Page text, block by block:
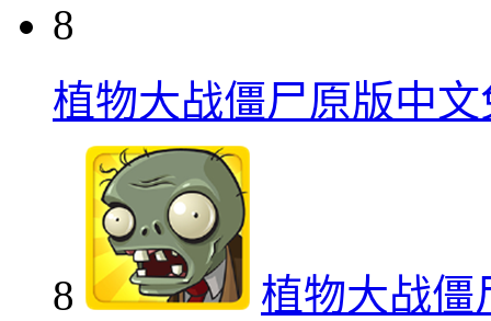
8
植物大战僵尸原版中
8
植物大战僵